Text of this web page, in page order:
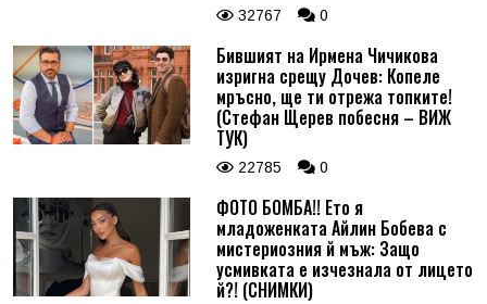
32767 0
Бившият на Ирмена Чичикова
изригна срещу Дочев: Копеле
мръсно, ще ти отрежа топките!
(Стефан Щерев побесня – ВИЖ
ТУК)
22785 0
ФОТО БОМБА!! Ето я
младоженката Айлин Бобева с
мистериозния й мъж: Защо
усмивката е изчезнала от лицето
й?! (СНИМКИ)